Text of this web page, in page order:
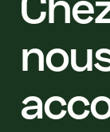
nou
acc